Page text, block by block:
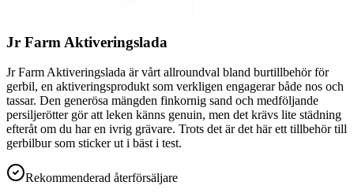
Jr Farm Aktiveringslada
Jr Farm Aktiveringslada är vårt allroundval bland burtillbehör för
gerbil, en aktiveringsprodukt som verkligen engagerar både nos och
tassar. Den generösa mängden finkornig sand och medföljande
persiljerötter gör att leken känns genuin, men det krävs lite städning
efteråt om du har en ivrig grävare. Trots det är det här ett tillbehör till
gerbilbur som sticker ut i bäst i test.
Rekommenderad återförsäljare